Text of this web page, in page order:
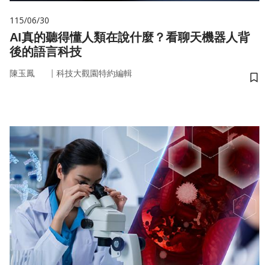
115/06/30
AI真的聽得懂人類在說什麼？看聊天機器人背
後的語言科技
陳玉鳳 ｜ 科技大觀園特約編輯
儲